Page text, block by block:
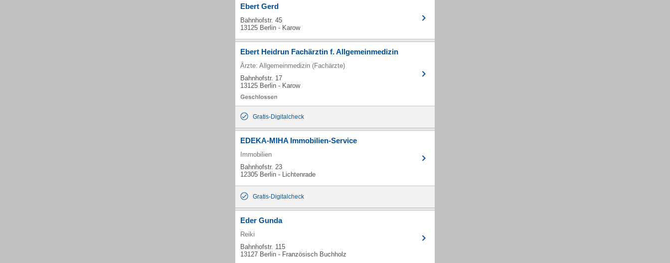
Ebert Gerd
Bahnhofstr. 45
13125 Berlin - Karow
Ebert Heidrun Fachärztin f. Allgemeinmedizin
Ärzte: Allgemeinmedizin (Fachärzte)
Bahnhofstr. 17
13125 Berlin - Karow
Gratis-Digitalcheck
EDEKA-MIHA Immobilien-Service
Immobilien
Bahnhofstr. 23
12305 Berlin - Lichtenrade
Gratis-Digitalcheck
Eder Gunda
Reiki
Bahnhofstr. 115
13127 Berlin - Französisch Buchholz